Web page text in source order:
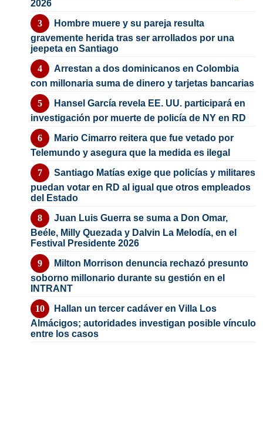
2026
Hombre muere y su pareja resulta
gravemente herida tras ser arrollados por una
jeepeta en Santiago
Arrestan a dos dominicanos en Colombia
con millonaria suma de dinero y tarjetas bancarias
Hansel García revela EE. UU. participará en
investigación por muerte de policía de NY en RD
Mario Cimarro reitera que fue vetado por
Telemundo y asegura que la medida es ilegal
Santiago Matías exige que policías y militares
puedan votar en RD al igual que otros empleados
del Estado
Juan Luis Guerra se suma a Don Omar,
Beéle, Milly Quezada y Dalvin La Melodía, en el
Festival Presidente 2026
Milton Morrison denuncia rechazó presunto
soborno millonario durante su gestión en el
INTRANT
Hallan un tercer cadáver en Villa Los
Almácigos; autoridades investigan posible vínculo
entre los casos